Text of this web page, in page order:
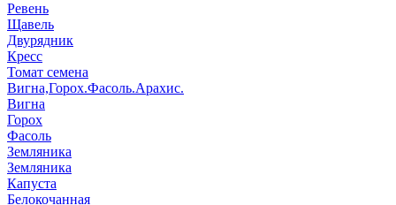
Ревень
Щавель
Двурядник
Кресс
Томат семена
Вигна,Горох.Фасоль.Арахис.
Вигна
Горох
Фасоль
Земляника
Земляника
Капуста
Белокочанная